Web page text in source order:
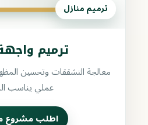
ترميم منازل
ترميم
معالجة التشققات وتحسين
عملي يناسب
اطلب مشروع